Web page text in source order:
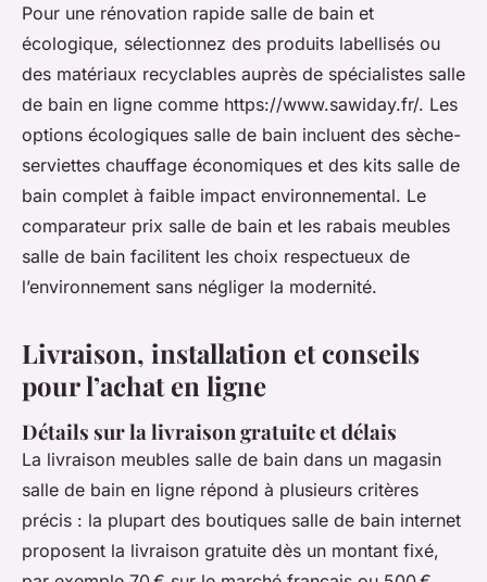
Pour une rénovation rapide salle de bain et
écologique, sélectionnez des produits labellisés ou
des matériaux recyclables auprès de spécialistes salle
de bain en ligne comme https://www.sawiday.fr/. Les
options écologiques salle de bain incluent des sèche-
serviettes chauffage économiques et des kits salle de
bain complet à faible impact environnemental. Le
comparateur prix salle de bain et les rabais meubles
salle de bain facilitent les choix respectueux de
l’environnement sans négliger la modernité.
Livraison, installation et conseils
pour l’achat en ligne
Détails sur la livraison gratuite et délais
La livraison meubles salle de bain dans un magasin
salle de bain en ligne répond à plusieurs critères
précis : la plupart des boutiques salle de bain internet
proposent la livraison gratuite dès un montant fixé,